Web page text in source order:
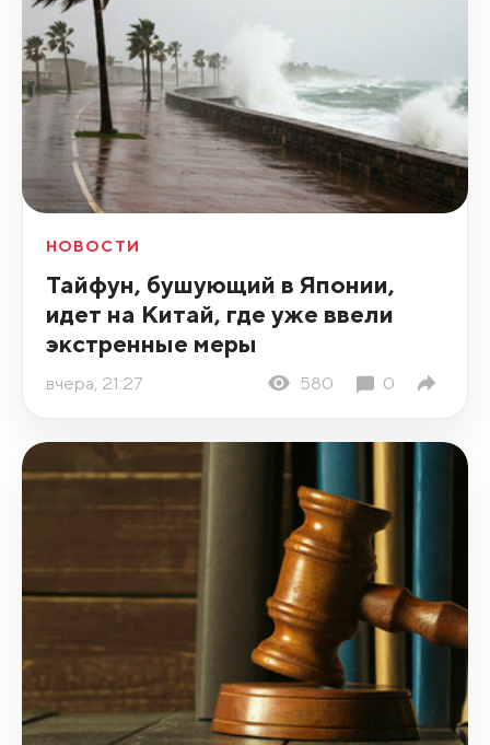
НОВОСТИ
Тайфун, бушующий в Японии,
идет на Китай, где уже ввели
экстренные меры
вчера, 21:27 580 0